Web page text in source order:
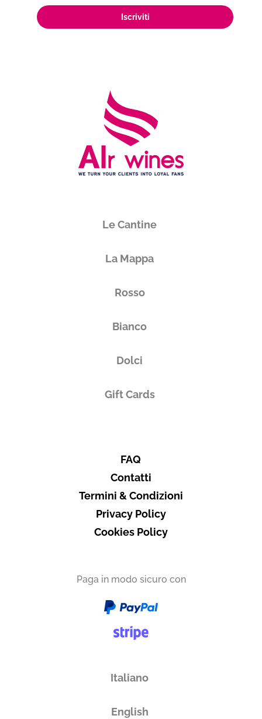
Iscriviti
Le Cantine
La Mappa
Rosso
Bianco
Dolci
Gift Cards
FAQ
Contatti
Termini & Condizioni
Privacy Policy
Cookies Policy
Paga in modo sicuro con
Italiano
English